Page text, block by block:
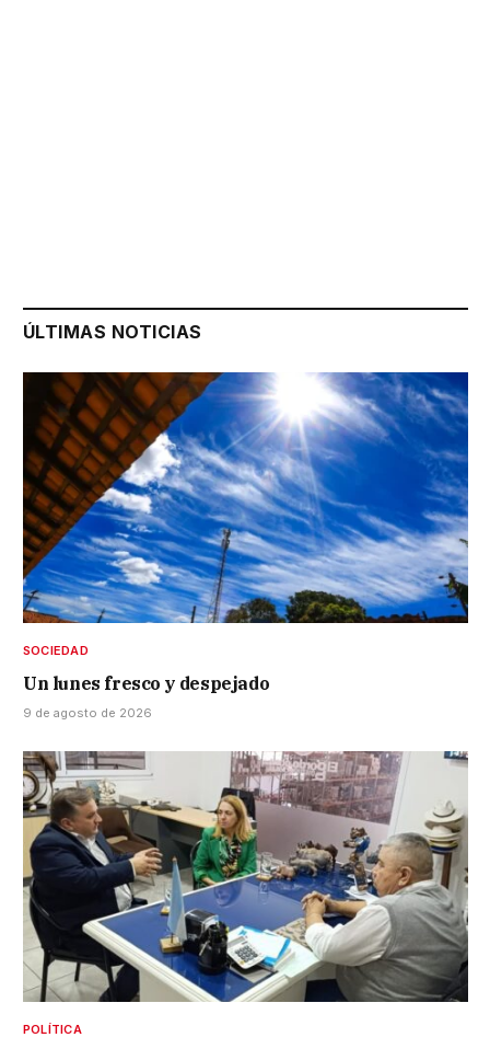
ÚLTIMAS NOTICIAS
SOCIEDAD
Un lunes fresco y despejado
9 de agosto de 2026
POLÍTICA